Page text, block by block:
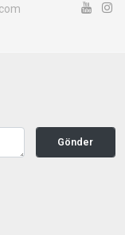
Gönder